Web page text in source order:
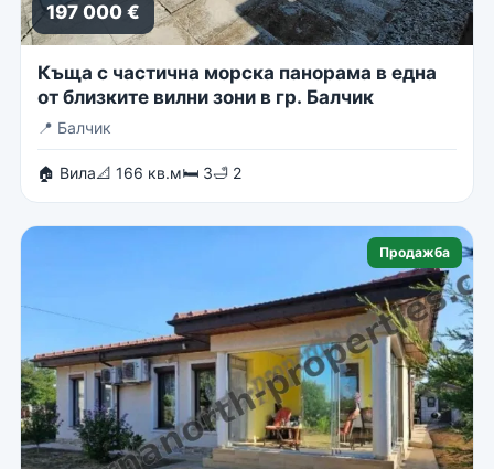
197 000 €
Къща с частична морска панорама в една
от близките вилни зони в гр. Балчик
📍 Балчик
🏠 Вила📐 166 кв.м🛏 3🛁 2
Продажба